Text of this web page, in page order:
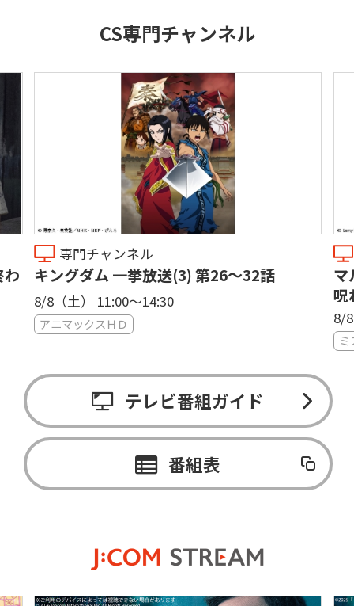
CS専門チャンネル
専門チャンネル
キングダム 一挙放送(3) 第26〜32話
8/8（土） 11:00〜14:30
アニマックスＨＤ
マ
呪
8/
テレビ番組ガイド
番組表